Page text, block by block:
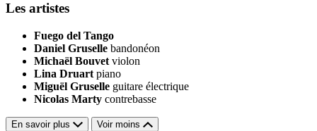
Les artistes
Fuego del Tango
Daniel Gruselle bandonéon
Michaël Bouvet violon
Lina Druart piano
Miguël Gruselle guitare électrique
Nicolas Marty contrebasse
En savoir plus Voir moins